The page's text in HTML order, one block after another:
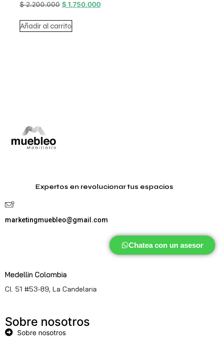
$2.200.000 $1.750.000
Añadir al carrito
Expertos en revolucionar tus espacios
marketingmuebleo@gmail.com
Chatea con un asesor
Medellin Colombia
Cl. 51 #53-89, La Candelaria
Sobre nosotros
Sobre nosotros